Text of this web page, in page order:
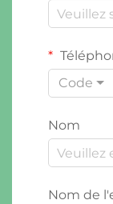
Code
Nom
Nom de